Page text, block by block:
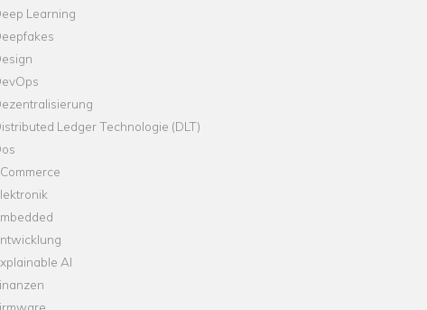
Learning
Ledger Technologie (DLT)
AI